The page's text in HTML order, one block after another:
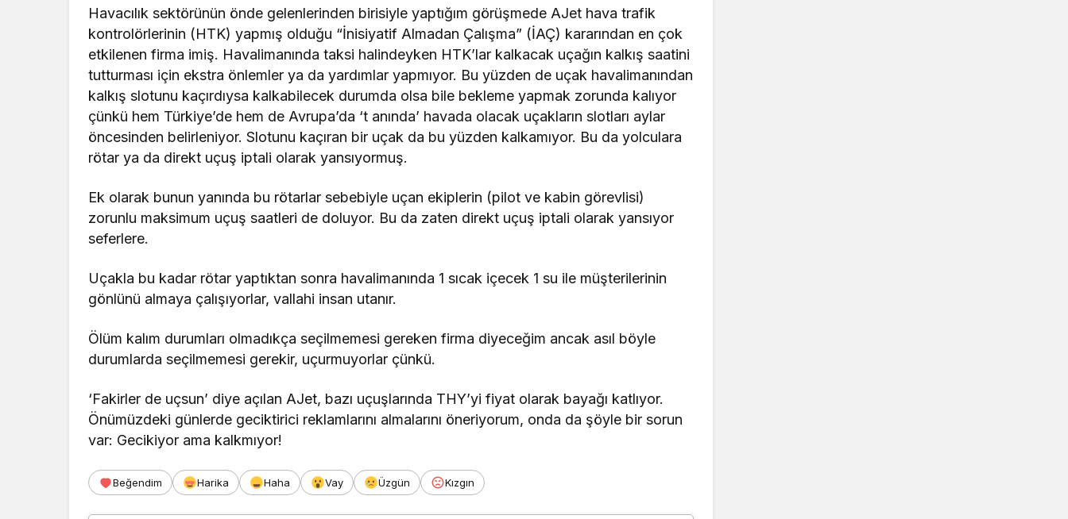
Havacılık sektörünün önde gelenlerinden birisiyle yaptığım görüşmede AJet hava trafik
kontrolörlerinin (HTK) yapmış olduğu “İnisiyatif Almadan Çalışma” (İAÇ) kararından en çok
etkilenen firma imiş. Havalimanında taksi halindeyken HTK’lar kalkacak uçağın kalkış saatini
tutturması için ekstra önlemler ya da yardımlar yapmıyor. Bu yüzden de uçak havalimanından
kalkış slotunu kaçırdıysa kalkabilecek durumda olsa bile bekleme yapmak zorunda kalıyor
çünkü hem Türkiye’de hem de Avrupa’da ‘t anında’ havada olacak uçakların slotları aylar
öncesinden belirleniyor. Slotunu kaçıran bir uçak da bu yüzden kalkamıyor. Bu da yolculara
rötar ya da direkt uçuş iptali olarak yansıyormuş.
Ek olarak bunun yanında bu rötarlar sebebiyle uçan ekiplerin (pilot ve kabin görevlisi)
zorunlu maksimum uçuş saatleri de doluyor. Bu da zaten direkt uçuş iptali olarak yansıyor
seferlere.
Uçakla bu kadar rötar yaptıktan sonra havalimanında 1 sıcak içecek 1 su ile müşterilerinin
gönlünü almaya çalışıyorlar, vallahi insan utanır.
Ölüm kalım durumları olmadıkça seçilmemesi gereken firma diyeceğim ancak asıl böyle
durumlarda seçilmemesi gerekir, uçurmuyorlar çünkü.
‘Fakirler de uçsun’ diye açılan AJet, bazı uçuşlarında THY’yi fiyat olarak bayağı katlıyor.
Önümüzdeki günlerde geciktirici reklamlarını almalarını öneriyorum, onda da şöyle bir sorun
var: Gecikiyor ama kalkmıyor!
Beğendim Harika Haha Vay Üzgün Kızgın